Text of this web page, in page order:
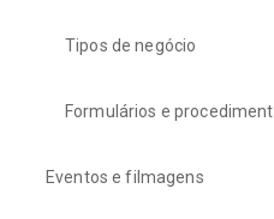
Tipos de negócio
Formulários e
Eventos e filmagens